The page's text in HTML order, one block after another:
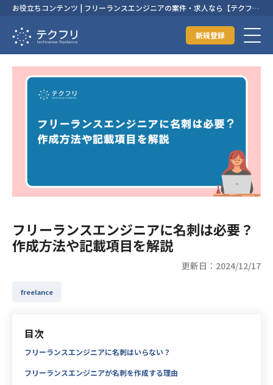
お役立ちコンテンツ | フリーランスエンジニアの案件・求人なら【テクフ
新規登録
フリーランスエンジニアに名刺は必要？
作成方法や記載項目を解説
更新日：2024/12/17
freelance
目次
フリーランスエンジニアに名刺はいらない？
フリーランスエンジニアが名刺を作成する理由